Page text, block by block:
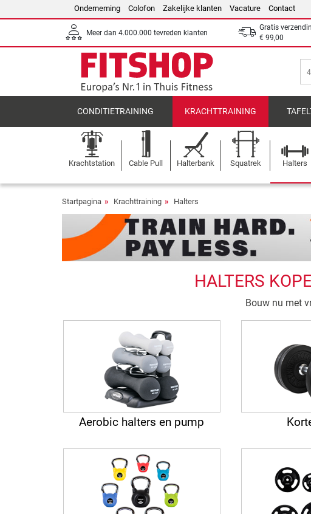
Onderneming Colofon Zakelijke klanten Vacature Contact
Meer dan 4.000.000 tevreden klanten
Gratis
€ 99,00
CONDITIETRAINING KRACHTTRAINING
Krachtstation Cable Pull Halterbank Squatrek Halters
Startpagina Krachttraining Halters
HALTERS
Bouw nu met
Aerobic halters en pump